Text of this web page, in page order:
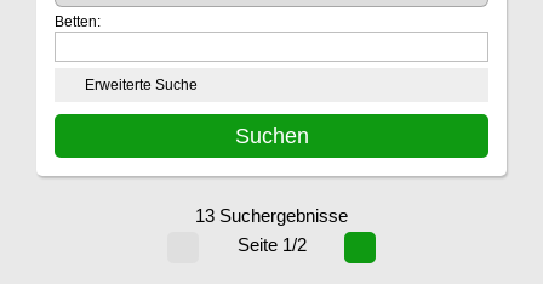
Betten:
Erweiterte Suche
13 Suchergebnisse
Seite 1/2